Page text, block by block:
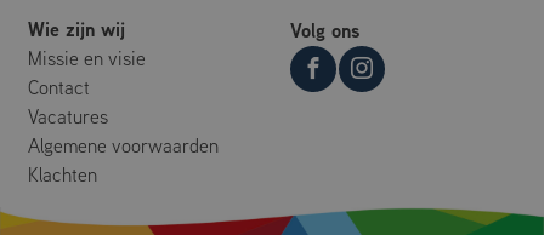
Wie zijn wij
Missie en visie
Contact
Vacatures
Algemene voorwaarden
Klachten
Volg ons
onderscheiden
door een
een site en wordt